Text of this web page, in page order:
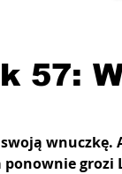
57:
wnuczkę.
grozi